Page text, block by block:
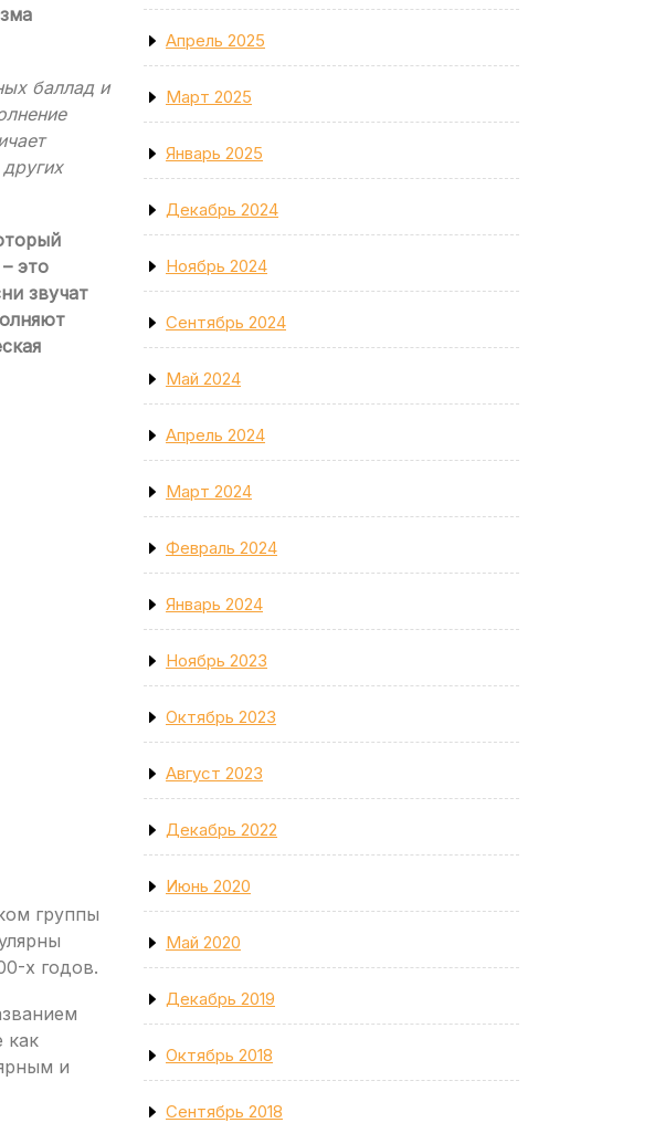
баллад и
это
звучат
группы
х годов.
как
и
Апрель 2025
Март 2025
Январь 2025
Декабрь 2024
Ноябрь 2024
Сентябрь 2024
Май 2024
Апрель 2024
Март 2024
Февраль 2024
Январь 2024
Ноябрь 2023
Октябрь 2023
Август 2023
Декабрь 2022
Июнь 2020
Май 2020
Декабрь 2019
Октябрь 2018
Сентябрь 2018